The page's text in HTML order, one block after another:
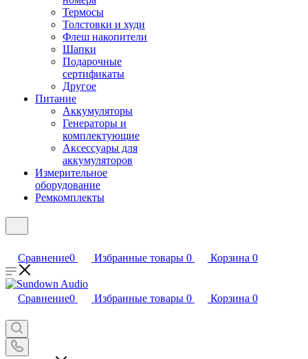
Термосы
Толстовки и худи
Флеш накопители
Шапки
Подарочные
сертификаты
Другое
Питание
Аккумуляторы
Генераторы и
комплектующие
Аксессуары для
аккумуляторов
Измерительное
оборудование
Ремкомплекты
Сравнение0 Избранные товары 0 Корзина 0
Сравнение0 Избранные товары 0 Корзина 0